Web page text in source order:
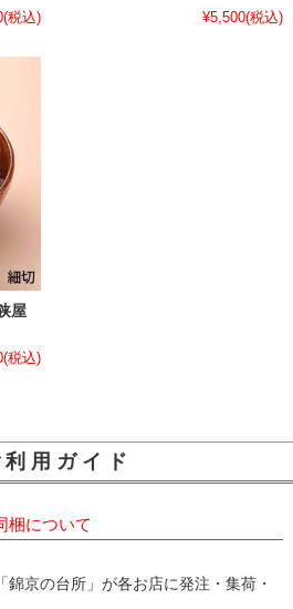
(税込)
¥5,500(税込)
屋
(税込)
利 用 ガ イ ド
梱について
錦京の台所」が各お店に発注・集荷・